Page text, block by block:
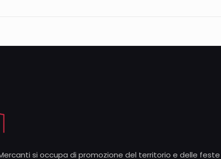
si occupa di promozione del territorio e delle